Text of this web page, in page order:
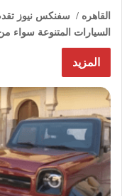
السيارات المتنوعة سواء
المزيد